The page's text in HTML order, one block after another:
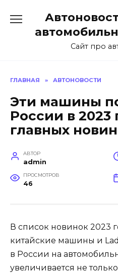
содержанию
Сайт про
ГЛАВНАЯ » АВТОНОВОСТИ
Эти машины
России в 2023
главных
АВТОР
admin
ПРОСМОТРОВ
46
В список новинок 2023
китайские машины и
в России на
увеличивается не